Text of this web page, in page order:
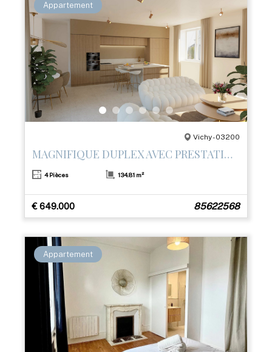
Appartement
Vichy - 03200
MAGNIFIQUE DUPLEX AVEC PRESTATIONS HAUT DE GAMME ET TERRASSE– CŒUR DE VICHY
4 Pièces 134.81 m²
€ 649.000 85622568
Appartement